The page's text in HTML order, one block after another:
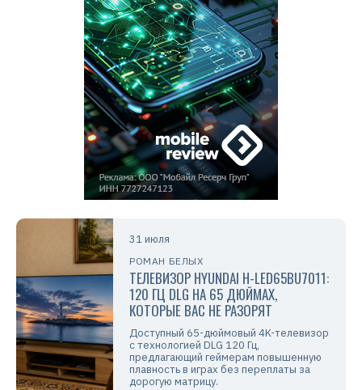
31 июля
РОМАН БЕЛЫХ
ТЕЛЕВИЗОР HYUNDAI H-LED65BU7011:
120 ГЦ DLG НА 65 ДЮЙМАХ,
КОТОРЫЕ ВАС НЕ РАЗОРЯТ
Доступный 65-дюймовый 4K-телевизор
с технологией DLG 120 Гц,
предлагающий геймерам повышенную
плавность в играх без переплаты за
дорогую матрицу.